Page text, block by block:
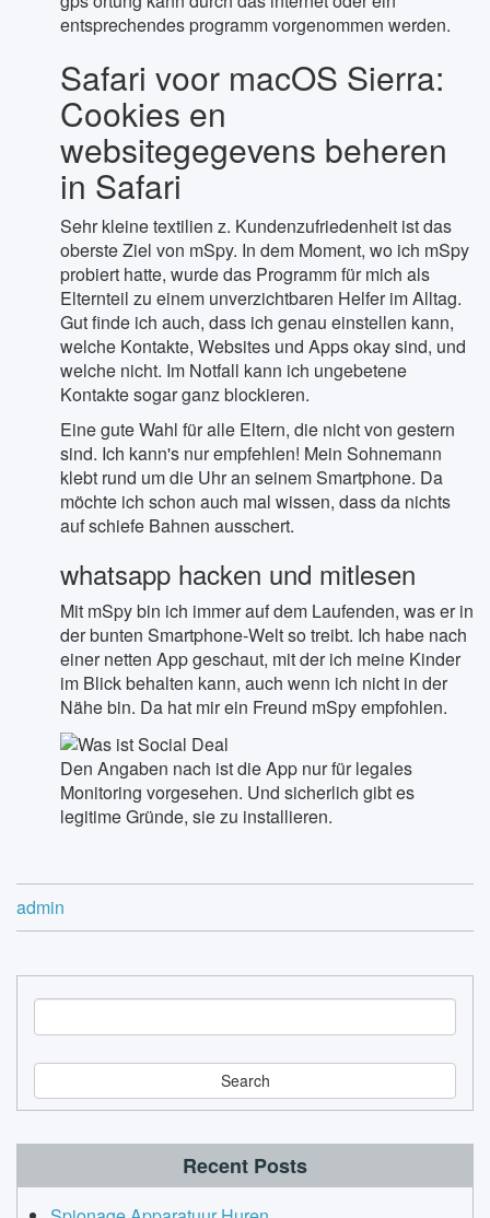
entsprechendes programm vorgenommen werden.
Safari voor macOS Sierra:
Cookies en
websitegegevens beheren
in Safari
Sehr kleine textilien z. Kundenzufriedenheit ist das
oberste Ziel von mSpy. In dem Moment, wo ich mSpy
probiert hatte, wurde das Programm für mich als
Elternteil zu einem unverzichtbaren Helfer im Alltag.
Gut finde ich auch, dass ich genau einstellen kann,
welche Kontakte, Websites und Apps okay sind, und
welche nicht. Im Notfall kann ich ungebetene
Kontakte sogar ganz blockieren.
Eine gute Wahl für alle Eltern, die nicht von gestern
sind. Ich kann's nur empfehlen! Mein Sohnemann
klebt rund um die Uhr an seinem Smartphone. Da
möchte ich schon auch mal wissen, dass da nichts
auf schiefe Bahnen ausschert.
whatsapp hacken und mitlesen
Mit mSpy bin ich immer auf dem Laufenden, was er in
der bunten Smartphone-Welt so treibt. Ich habe nach
einer netten App geschaut, mit der ich meine Kinder
im Blick behalten kann, auch wenn ich nicht in der
Nähe bin. Da hat mir ein Freund mSpy empfohlen.
Den Angaben nach ist die App nur für legales
Monitoring vorgesehen. Und sicherlich gibt es
legitime Gründe, sie zu installieren.
admin
e
a
r
c
Recent Posts